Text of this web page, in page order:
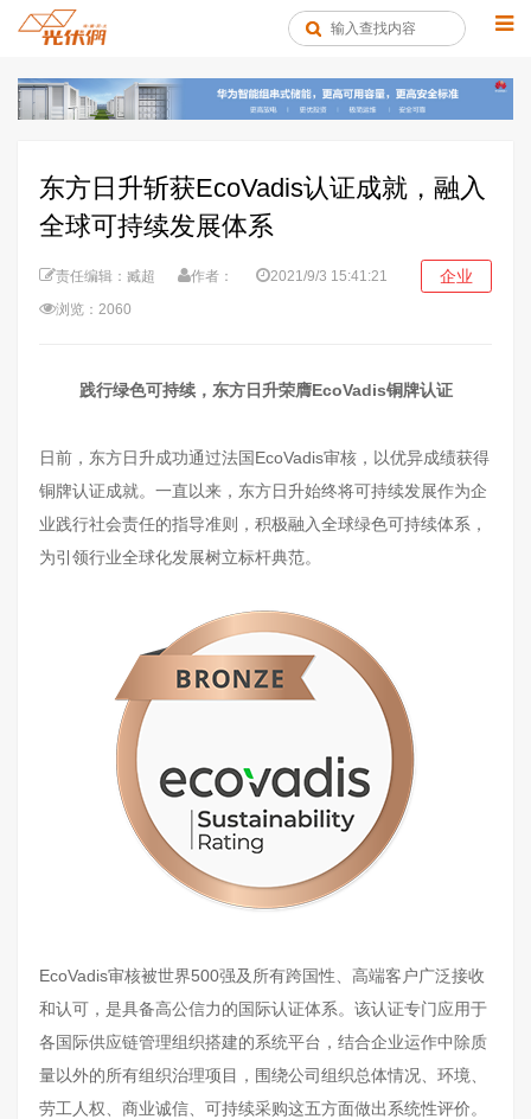
东方日升斩获EcoVadis认证成就，融入
全球可持续发展体系
责任编辑：臧超 作者：
2021/9/3 15:41:21
浏览：2060
企业
践行绿色可持续，东方日升荣膺EcoVadis铜牌认证
日前，东方日升成功通过法国EcoVadis审核，以优异成绩获得
铜牌认证成就。一直以来，东方日升始终将可持续发展作为企
业践行社会责任的指导准则，积极融入全球绿色可持续体系，
为引领行业全球化发展树立标杆典范。
EcoVadis审核被世界500强及所有跨国性、高端客户广泛接收
和认可，是具备高公信力的国际认证体系。该认证专门应用于
各国际供应链管理组织搭建的系统平台，结合企业运作中除质
量以外的所有组织治理项目，围绕公司组织总体情况、环境、
劳工人权、商业诚信、可持续采购这五方面做出系统性评价。